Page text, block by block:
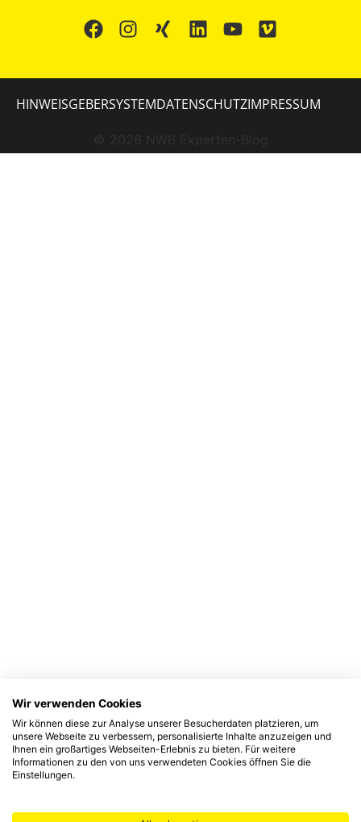
© 2026 NWB Experten-Blog
HINWEISGEBERSYSTEMDATENSCHUTZIMPRESSUM
Wir verwenden Cookies
Wir können diese zur Analyse unserer Besucherdaten platzieren, um
unsere Webseite zu verbessern, personalisierte Inhalte anzuzeigen und
Ihnen ein großartiges Webseiten-Erlebnis zu bieten. Für weitere
Informationen zu den von uns verwendeten Cookies öffnen Sie die
Einstellungen.